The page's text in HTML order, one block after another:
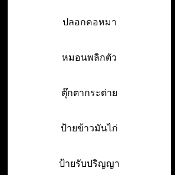
ปลอกคอหมา
หมอนพลิกตัว
ตุ๊กตากระต่าย
ป้ายข้าวมันไก่
ป้ายรับปริญญา